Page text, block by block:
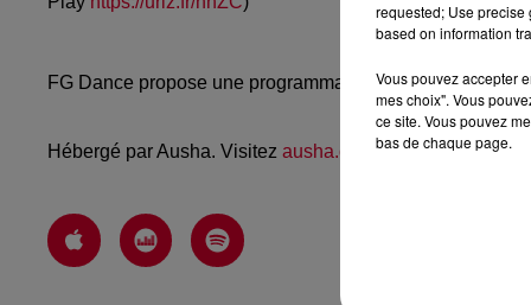
FG Dance propose une programmation dance, EDM,
Hébergé par Ausha. Visitez ausha.co/politique-de-
requested; Use precise
based on information
Vous pouvez accepter
mes choix". Vous
ce site. Vous pouvez
bas de chaque page.